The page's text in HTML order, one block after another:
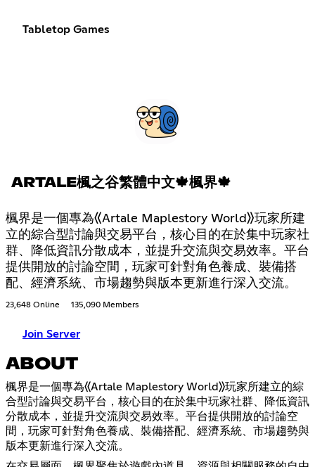
Tabletop Games
ARTALE楓之谷繁體中文🍁楓界🍁
楓界是一個專為《Artale Maplestory World》玩家所建
立的綜合型討論與交易平台，核心目的在於集中玩家社
群、降低資訊分散成本，並提升交流與交易效率。平台
提供開放的討論空間，玩家可針對角色養成、裝備搭
配、經濟系統、市場趨勢與版本更新進行深入交流。
23,648 Online 135,090 Members
Join Server
ABOUT
楓界是一個專為《Artale Maplestory World》玩家所建立的綜
合型討論與交易平台，核心目的在於集中玩家社群、降低資訊
分散成本，並提升交流與交易效率。平台提供開放的討論空
間，玩家可針對角色養成、裝備搭配、經濟系統、市場趨勢與
版本更新進行深入交流。